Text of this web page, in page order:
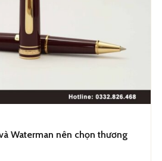
Waterman nên chọn thương